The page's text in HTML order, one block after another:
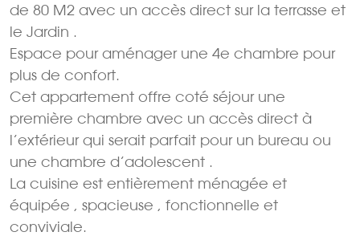
de 80 M2 avec un accès direct sur la terrasse et
le Jardin .
Espace pour aménager une 4e chambre pour
plus de confort.
Cet appartement offre coté séjour une
première chambre avec un accès direct à
l’extérieur qui serait parfait pour un bureau ou
une chambre d’adolescent .
La cuisine est entièrement ménagée et
équipée , spacieuse , fonctionnelle et
conviviale.